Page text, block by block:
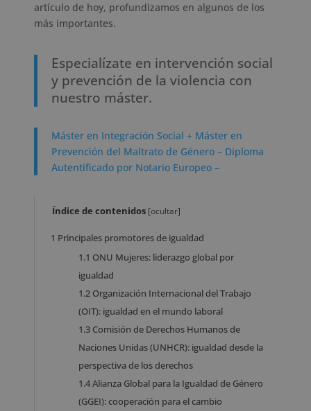
artículo de hoy, profundizamos en algunos de los
más importantes.
Especialízate en intervención social
y prevención de la violencia con
nuestro máster.
Máster en Integración Social + Máster en
Prevención del Maltrato de Género – Diploma
Autentificado por Notario Europeo –
Índice de contenidos [ocultar]
1 Principales promotores de igualdad
1.1 ONU Mujeres: liderazgo global por
igualdad
1.2Organización Internacional del Trabajo
(OIT): igualdad en el mundo laboral
1.3Comisión de Derechos Humanos de
Naciones Unidas (UNHCR): igualdad desde la
perspectiva de los derechos
1.4Alianza Global para la Igualdad de Género
(GGEI): cooperación para el cambio